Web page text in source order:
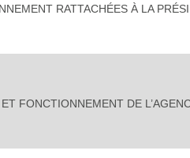
RATTACHÉES À LA
FONCTIONNEMENT DE